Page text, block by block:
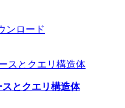
ンロード
とクエリ構造体